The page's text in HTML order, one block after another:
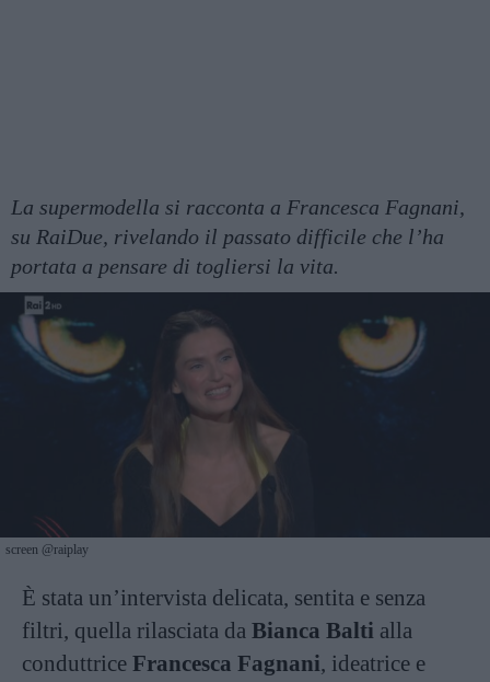
La supermodella si racconta a Francesca Fagnani,
su RaiDue, rivelando il passato difficile che l’ha
portata a pensare di togliersi la vita.
screen @raiplay
È stata un’intervista delicata, sentita e senza
filtri, quella rilasciata da Bianca Balti alla
conduttrice Francesca Fagnani, ideatrice e